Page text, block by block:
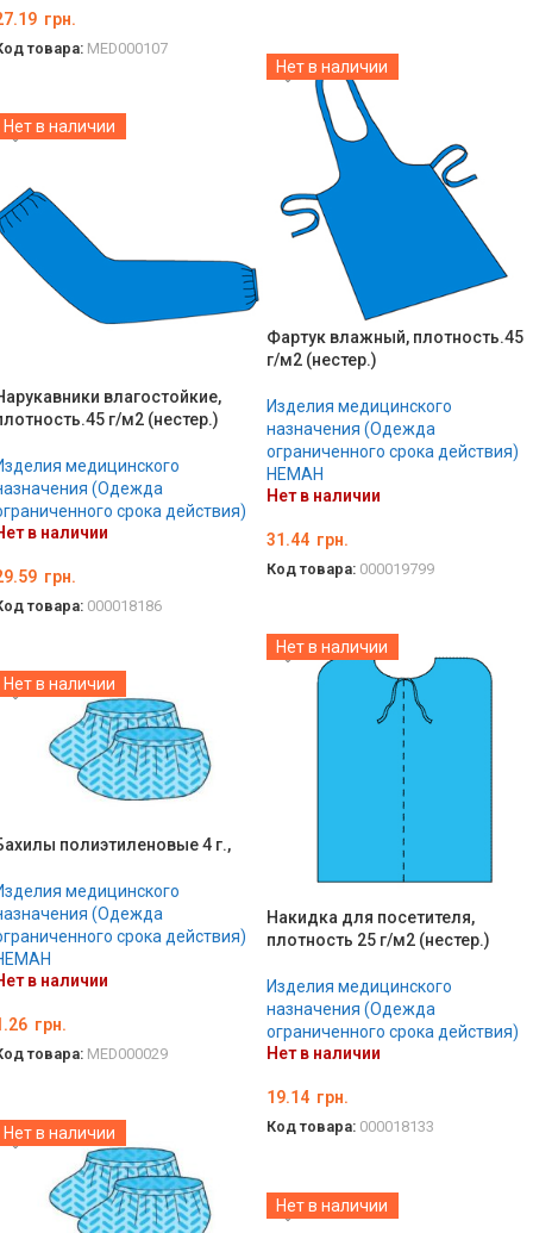
грн.
товара: MED000107
Нет в наличии
Фартук влажный, плотность.45
г/м2 (нестер.)
Изделия медицинского
назначения (Одежда
ограниченного срока действия)
НЕМАН
Нет в наличии
31.44 грн.
Код товара: 000019799
Нет в наличии
влагостойкие,
г/м2 (нестер.)
медицинского
(Одежда
срока действия)
в наличии
грн.
товара: 000018186
Нет в наличии
Накидка для посетителя,
плотность 25 г/м2 (нестер.)
Изделия медицинского
назначения (Одежда
ограниченного срока действия)
Нет в наличии
19.14 грн.
Код товара: 000018133
Нет в наличии
полиэтиленовые 4 г.,
медицинского
(Одежда
срока действия)
в наличии
грн.
товара: MED000029
Нет в наличии
Нет в наличии